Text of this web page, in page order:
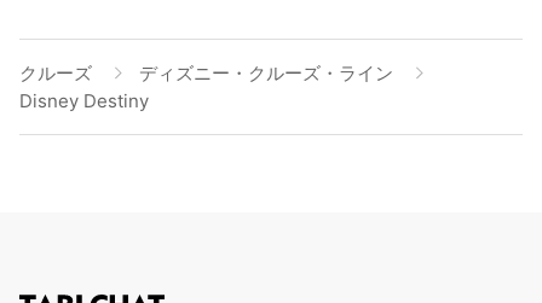
クルーズ
ディズニー・クルーズ・ライン
Disney Destiny